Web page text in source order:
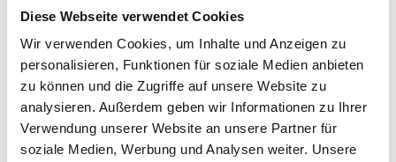
Diese Webseite verwendet Cookies
Wir verwenden Cookies, um Inhalte und Anzeigen zu
personalisieren, Funktionen für soziale Medien anbieten
zu können und die Zugriffe auf unsere Website zu
analysieren. Außerdem geben wir Informationen zu Ihrer
Verwendung unserer Website an unsere Partner für
soziale Medien, Werbung und Analysen weiter. Unsere
Vollzeit